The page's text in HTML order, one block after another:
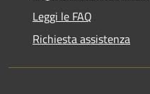
Leggi le FAQ
Richiesta assistenza